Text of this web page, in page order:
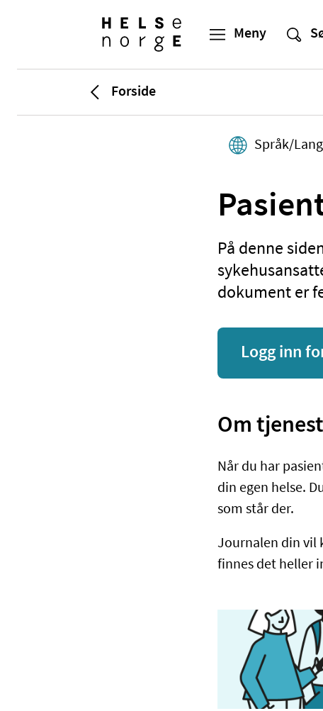
Forside
Språk/
På denne
dokument er
Logg inn
Om
Når du har
din egen helse.
som står der.
Journalen din vil
finnes det heller